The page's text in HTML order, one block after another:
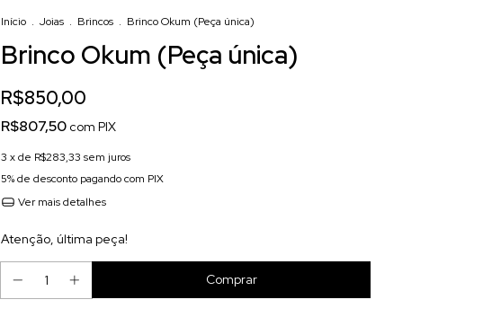
Início . Joias . Brincos . Brinco Okum (Peça única)
Brinco Okum (Peça única)
R$850,00
R$807,50 com PIX
3 x de R$283,33 sem juros
5% de desconto pagando com PIX
Ver mais detalhes
Atenção, última peça!